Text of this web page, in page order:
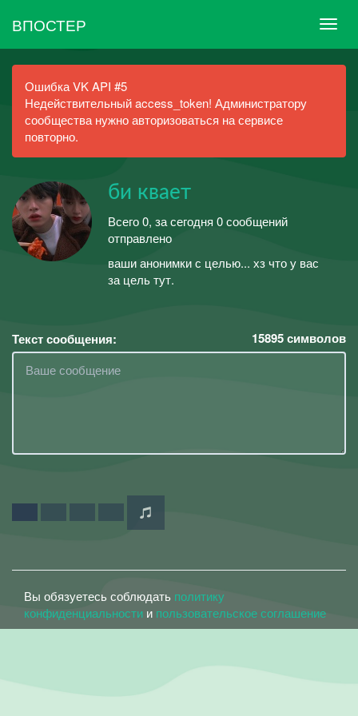
ВПОСТЕР
Ошибка VK API #5
Недействительный access_token! Администратору
сообщества нужно авторизоваться на сервисе
повторно.
би квает
Всего 0, за сегодня 0 сообщений
отправлено
ваши анонимки с целью... хз что у вас
за цель тут.
Текст сообщения: 15895символов
Вы обязуетесь соблюдать политику
конфиденциальности и пользовательское соглашение